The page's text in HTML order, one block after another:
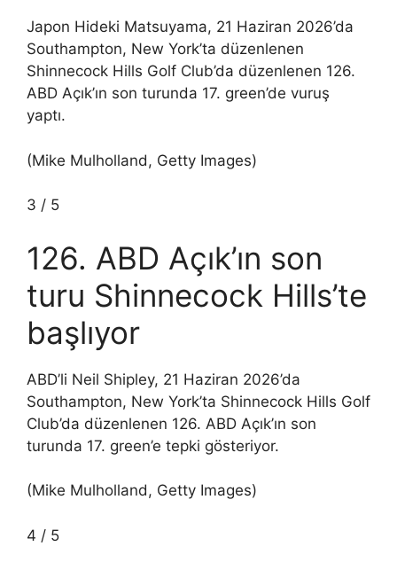
Japon Hideki Matsuyama, 21 Haziran 2026’da
Southampton, New York’ta düzenlenen
Shinnecock Hills Golf Club’da düzenlenen 126.
ABD Açık’ın son turunda 17. green’de vuruş
yaptı.
(Mike Mulholland, Getty Images)
3 / 5
126. ABD Açık’ın son
turu Shinnecock Hills’te
başlıyor
ABD’li Neil Shipley, 21 Haziran 2026’da
Southampton, New York’ta Shinnecock Hills Golf
Club’da düzenlenen 126. ABD Açık’ın son
turunda 17. green’e tepki gösteriyor.
(Mike Mulholland, Getty Images)
4 / 5